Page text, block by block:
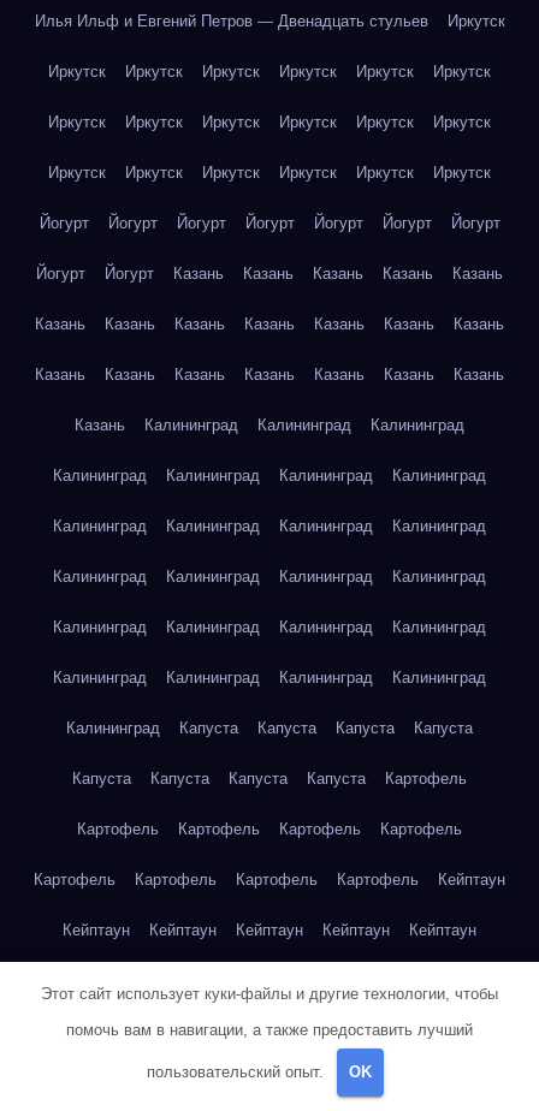
Илья Ильф и Евгений Петров — Двенадцать стульев Иркутск
Иркутск Иркутск Иркутск Иркутск Иркутск Иркутск
Иркутск Иркутск Иркутск Иркутск Иркутск Иркутск
Иркутск Иркутск Иркутск Иркутск Иркутск Иркутск
Йогурт Йогурт Йогурт Йогурт Йогурт Йогурт Йогурт
Йогурт Йогурт Казань Казань Казань Казань Казань
Казань Казань Казань Казань Казань Казань Казань
Казань Казань Казань Казань Казань Казань Казань
Казань Калининград Калининград Калининград
Калининград Калининград Калининград Калининград
Калининград Калининград Калининград Калининград
Калининград Калининград Калининград Калининград
Калининград Калининград Калининград Калининград
Калининград Калининград Калининград Калининград
Калининград Капуста Капуста Капуста Капуста
Капуста Капуста Капуста Капуста Картофель
Картофель Картофель Картофель Картофель
Картофель Картофель Картофель Картофель Кейптаун
Кейптаун Кейптаун Кейптаун Кейптаун Кейптаун
Кейптаун Кейптаун Кейптаун Кейптаун Кейптаун
Кейптаун Кейптаун Кейптаун
Этот сайт использует куки-файлы и другие технологии, чтобы
помочь вам в навигации, а также предоставить лучший
пользовательский опыт. OK